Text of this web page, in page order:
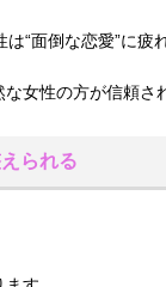
“面倒な恋愛”に疲
女性の方が信頼さ
られる